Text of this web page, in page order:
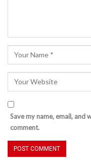
Save my name, email,
comment.